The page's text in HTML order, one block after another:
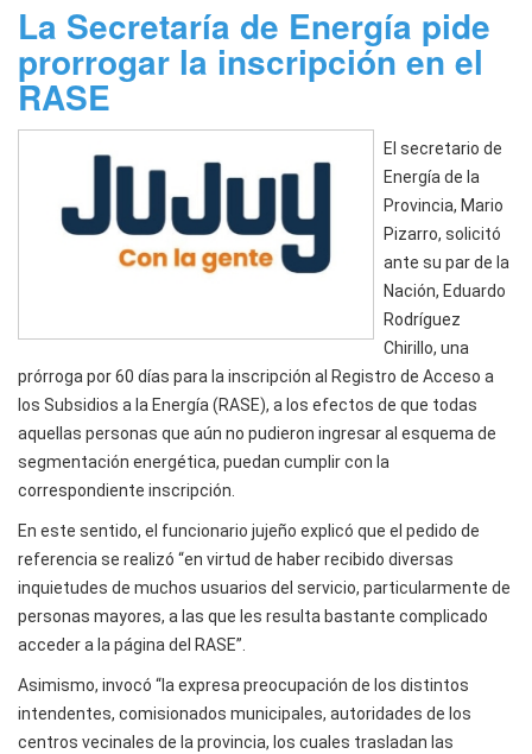
La Secretaría de Energía pide
prorrogar la inscripción en el
RASE
El secretario de
Energía de la
Provincia, Mario
Pizarro, solicitó
ante su par de la
Nación, Eduardo
Rodríguez
Chirillo, una
prórroga por 60 días para la inscripción al Registro de Acceso a
los Subsidios a la Energía (RASE), a los efectos de que todas
aquellas personas que aún no pudieron ingresar al esquema de
segmentación energética, puedan cumplir con la
correspondiente inscripción.
En este sentido, el funcionario jujeño explicó que el pedido de
referencia se realizó “en virtud de haber recibido diversas
inquietudes de muchos usuarios del servicio, particularmente de
personas mayores, a las que les resulta bastante complicado
acceder a la página del RASE”.
Asimismo, invocó “la expresa preocupación de los distintos
intendentes, comisionados municipales, autoridades de los
centros vecinales de la provincia, los cuales trasladan las